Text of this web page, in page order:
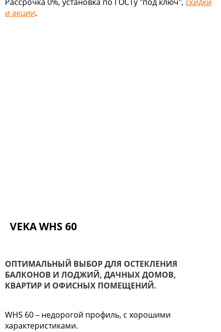
и акции.
VEKA WHS 60
ОПТИМАЛЬНЫЙ ВЫБОР ДЛЯ ОСТЕКЛЕНИЯ
БАЛКОНОВ И ЛОДЖИЙ, ДАЧНЫХ ДОМОВ,
КВАРТИР И ОФИСНЫХ ПОМЕЩЕНИЙ.
WHS 60 – недорогой профиль, с хорошими
характеристиками.